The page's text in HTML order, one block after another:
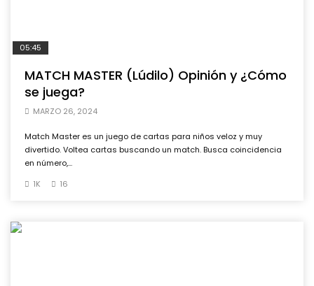
05:45
MATCH MASTER (Lúdilo) Opinión y ¿Cómo
se juega?
MARZO 26, 2024
Match Master es un juego de cartas para niños veloz y muy
divertido. Voltea cartas buscando un match. Busca coincidencia
en número,...
1K
16